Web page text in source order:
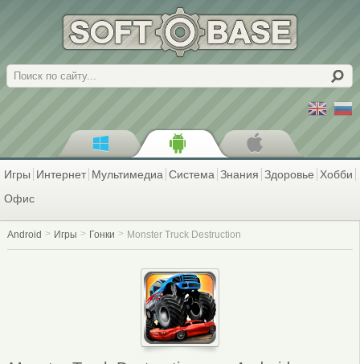
Поиск
Игры Интернет Мультимедиа Система Знания Здоровье Хобби
Офис
Android Игры Гонки Monster Truck Destruction